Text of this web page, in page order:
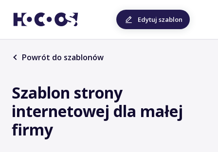
Edytuj szablon
Powrót do szablonów
Szablon strony
internetowej dla małej
firmy